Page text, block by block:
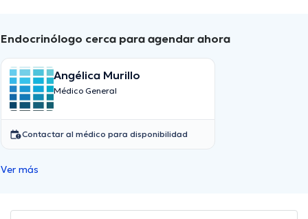
Endocrinólogo cerca para agendar ahora
Angélica Murillo
Médico General
Contactar al médico para disponibilidad
Ver más